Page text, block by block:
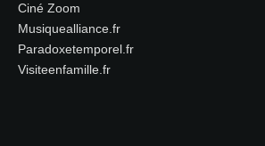
Ciné Zoom
Musiquealliance.fr
Paradoxetemporel.fr
Visiteenfamille.fr